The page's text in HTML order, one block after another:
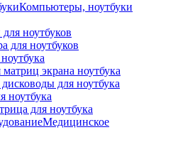
Компьютеры, ноутбуки
ноутбуков
для ноутбуков
экрана ноутбука
для ноутбука
ноутбука
для ноутбука
Медицинское